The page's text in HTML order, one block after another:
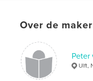
mensen , people
nederland
Over de maker
Peter
Ulft,